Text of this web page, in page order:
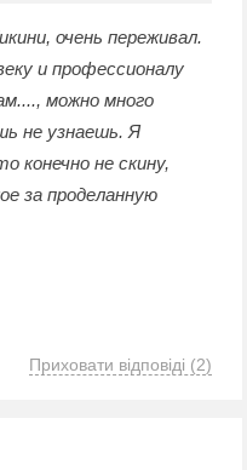
очень переживал.
и профессионалу
можно много
не узнаешь. Я
конечно не скину,
за проделанную
Приховати відповіді (2)